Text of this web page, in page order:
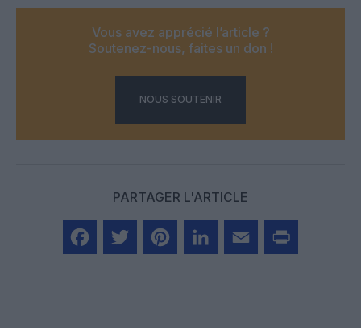
Vous avez apprécié l’article ?
Soutenez-nous, faites un don !
NOUS SOUTENIR
PARTAGER L'ARTICLE